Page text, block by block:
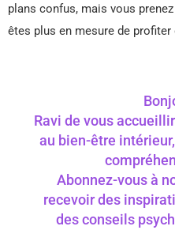
plans confus, mais vous
êtes plus en mesure de
Ravi de vous
au bien-être
Abonnez-vous à
recevoir des
des conseils